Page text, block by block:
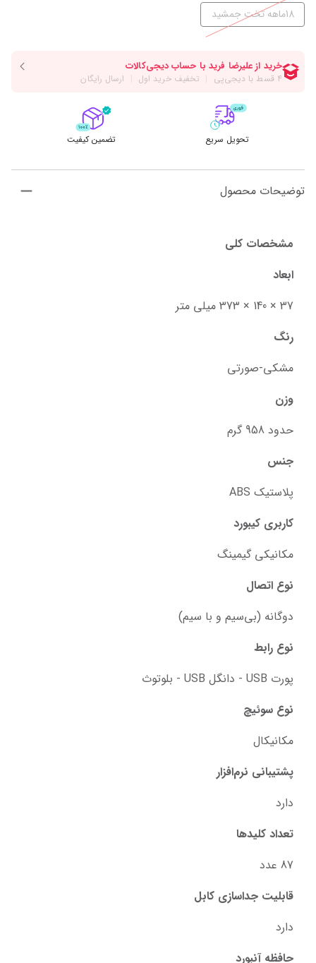
18ماهه تخت جمشید
تحویل سریع تضمین کیفیت
توضیحات محصول
مشخصات کلی
ابعاد
37 × 140 × 373 میلی متر
رنگ
مشکی-صورتی
وزن
حدود 958 گرم
جنس
پلاستیک ABS
کاربری کیبورد
مکانیکی گیمینگ
نوع اتصال
دوگانه (بی‌سیم و با سیم)
نوع رابط
پورت USB - دانگل USB - بلوتوث
نوع سوئیچ‌
مکانیکال
پشتیبانی نرم‌افزار
دارد
تعداد کلید‌ها
87 عدد
قابلیت جداسازی کابل
دارد
حافظه آنبورد